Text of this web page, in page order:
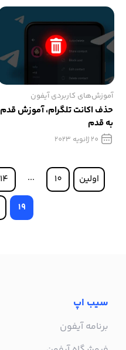
آموزش‌های کاربردی آیفون
حذف اکانت تلگرام، آموزش قدم
به قدم
20 ژانویه 2023
اولین 10
14
19
سیب اپ
برنامه آیفون